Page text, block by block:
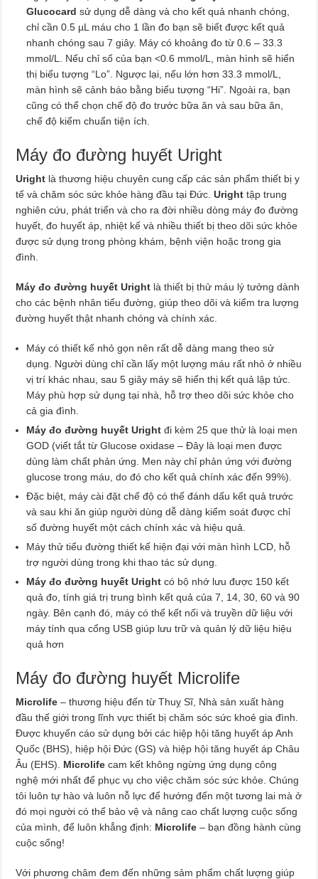
Glucocardsử dụng dễ dàng và cho kết quả nhanh chóng,
chỉ cần 0.5 µL máu cho 1 lần đo bạn sẽ biết được kết quả
nhanh chóng sau 7 giây. Máy có khoảng đo từ 0.6 – 33.3
mmol/L. Nếu chỉ số của bạn <0.6 mmol/L, màn hình sẽ hiển
thị biểu tượng “Lo”. Ngược lại, nếu lớn hơn 33.3 mmol/L,
màn hình sẽ cảnh báo bằng biểu tượng “Hi”. Ngoài ra, bạn
cũng có thể chọn chế độ đo trước bữa ăn và sau bữa ăn,
chế độ kiểm chuẩn tiện ích.
Máy đo đường huyết Uright
Uright là thương hiệu chuyên cung cấp các sản phẩm thiết bị y
tế và chăm sóc sức khỏe hàng đầu tại Đức.Urighttập trung
nghiên cứu, phát triển và cho ra đời nhiều dòng máy đo đường
huyết, đo huyết áp, nhiệt kế và nhiều thiết bị theo dõi sức khỏe
được sử dụng trong phòng khám, bệnh viện hoặc trong gia
đình.
Máy đo đường huyết Uright là thiết bị thử máu lý tưởng dành
cho các bệnh nhân tiểu đường, giúp theo dõi và kiểm tra lượng
đường huyết thật nhanh chóng và chính xác.
Máy có thiết kế nhỏ gọn nên rất dễ dàng mang theo sử
dụng. Người dùng chỉ cần lấy một lượng máu rất nhỏ ở nhiều
vị trí khác nhau, sau 5 giây máy sẽ hiển thị kết quả lập tức.
Máy phù hợp sử dụng tại nhà, hỗ trợ theo dõi sức khỏe cho
cả gia đình.
Máy đo đường huyết Urightđi kèm 25 que thử là loại men
GOD (viết tắt từ Glucose oxidase – Đây là loại men được
dùng làm chất phản ứng. Men này chỉ phản ứng với đường
glucose trong máu, do đó cho kết quả chính xác đến 99%).
Đặc biệt, máy cài đặt chế độ có thể đánh dấu kết quả trước
và sau khi ăn giúp người dùng dễ dàng kiểm soát được chỉ
số đường huyết một cách chính xác và hiệu quả.
Máy thử tiểu đường thiết kế hiện đại với màn hình LCD, hỗ
trợ người dùng trong khi thao tác sử dụng.
Máy đo đường huyết Urightcó bộ nhớ lưu được 150 kết
quả đo, tính giá trị trung bình kết quả của 7, 14, 30, 60 và 90
ngày. Bên cạnh đó, máy có thể kết nối và truyền dữ liệu với
máy tính qua cổng USB giúp lưu trữ và quản lý dữ liệu hiệu
quả hơn
Máy đo đường huyết Microlife
Microlife– thương hiệu đến từ Thuỵ Sĩ, Nhà sản xuất hàng
đầu thế giới trong lĩnh vực thiết bị chăm sóc sức khoẻ gia đình.
Được khuyến cáo sử dụng bởi các hiệp hội tăng huyết áp Anh
Quốc (BHS), hiệp hội Đức (GS) và hiệp hội tăng huyết áp Châu
Âu (EHS). Microlife cam kết không ngừng ứng dụng công
nghệ mới nhất để phục vụ cho việc chăm sóc sức khỏe. Chúng
tôi luôn tự hào và luôn nỗ lực để hướng đến một tương lai mà ở
đó mọi người có thể bảo vệ và nâng cao chất lượng cuộc sống
của mình, để luôn khẳng định: Microlife – bạn đồng hành cùng
cuộc sống!
Với phương châm đem đến những sảm phẩm chất lượng giúp